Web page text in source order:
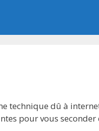
technique dû à internet
pour vous